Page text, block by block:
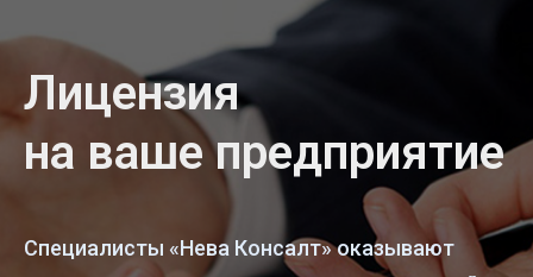
Лицензия
на ваше предприятие
Специалисты «Нева Консалт» оказывают